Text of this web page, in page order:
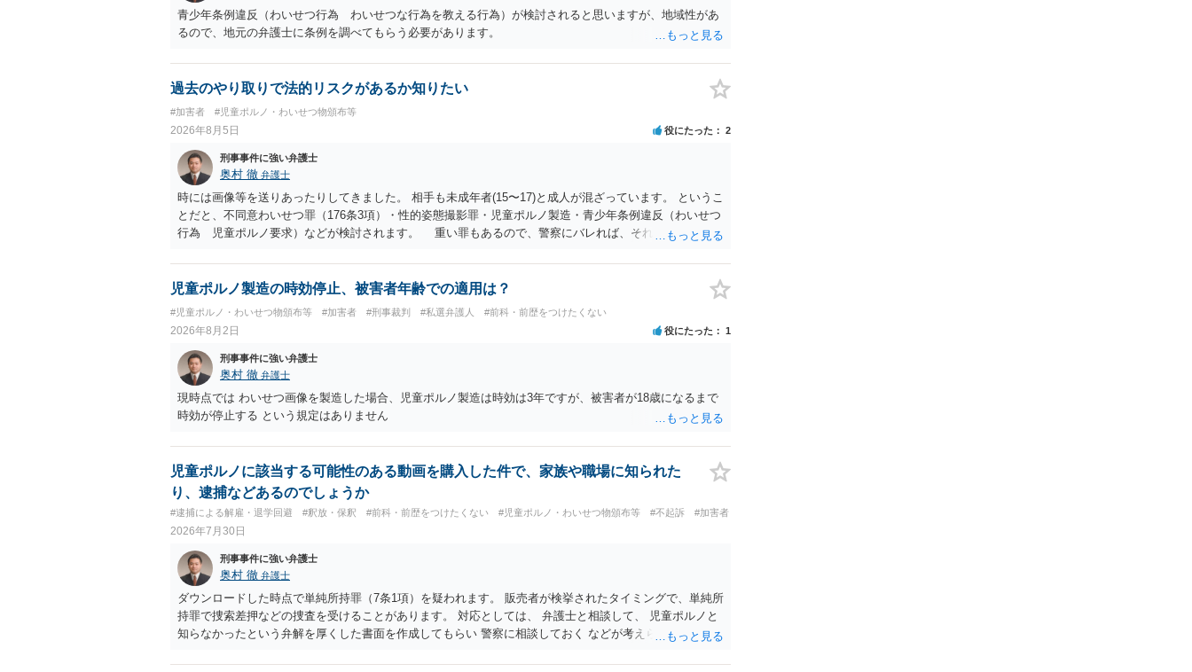
青少年条例違反（わいせつ行為 わいせつな行為を教える行為）が検討されると思いますが、地域性があ
るので、地元の弁護士に条例を調べてもらう必要があります。
過去のやり取りで法的リスクがあるか知りたい
#加害者 #児童ポルノ・わいせつ物頒布等
2026年8月5日 役にたった 2
刑事事件に強い弁護士
奥村 徹 弁護士
時には画像等を送りあったりしてきました。 相手も未成年者(15〜17)と成人が混ざっています。 というこ
とだと、不同意わいせつ罪（176条3項）・性的姿態撮影罪・児童ポルノ製造・青少年条例違反（わいせつ
行為 児童ポルノ要求）などが検討されます。 重い罪もあるので、警察にバレれば、それなりの捜査を
児童ポルノ製造の時効停止、被害者年齢での適用は？
#児童ポルノ・わいせつ物頒布等 #加害者 #刑事裁判 #私選弁護人 #前科・前歴をつけたくない
2026年8月2日 役にたった 1
刑事事件に強い弁護士
奥村 徹 弁護士
現時点では わいせつ画像を製造した場合、児童ポルノ製造は時効は3年ですが、被害者が18歳になるまで
時効が停止する という規定はありません
児童ポルノに該当する可能性のある動画を購入した件で、家族や職場に知られた
り、逮捕などあるのでしょうか
#逮捕による解雇・退学回避 #釈放・保釈 #前科・前歴をつけたくない #児童ポルノ・わいせつ物頒布等 #不起訴 #加害者
2026年7月30日
刑事事件に強い弁護士
奥村 徹 弁護士
ダウンロードした時点で単純所持罪（7条1項）を疑われます。 販売者が検挙されたタイミングで、単純所
持罪で捜索差押などの捜査を受けることがあります。 対応としては、 弁護士と相談して、 児童ポルノと
知らなかったという弁解を厚くした書面を作成してもらい 警察に相談しておく などが考えられます。